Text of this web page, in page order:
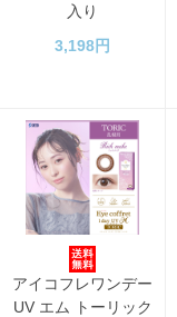
入り
3,198円
アイコフレワンデー
UV エム トーリック